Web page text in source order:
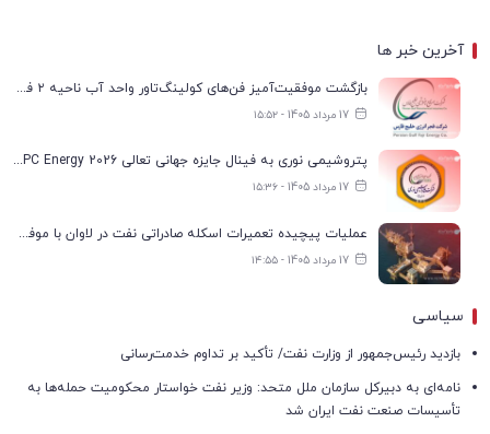
آخرین خبر ها
بازگشت موفقیت‌آمیز فن‌های کولینگ‌تاور واحد آب ناحیه ۲ فجر انرژی به مدار تولید
17 مرداد 1405 - ۱۵:۵۲
پتروشیمی نوری به فینال جایزه جهانی تعالی WPC Energy 2026 رسید
17 مرداد 1405 - ۱۵:۳۶
عملیات پیچیده تعمیرات اسکله صادراتی نفت در لاوان با موفقیت انجام شد
17 مرداد 1405 - ۱۴:۵۵
سیاسی
بازدید رئیس‌جمهور از وزارت نفت/ تأکید بر تداوم خدمت‌رسانی
نامه‌ای به دبیرکل سازمان ملل متحد: وزیر نفت خواستار محکومیت حمله‌ها به
تأسیسات صنعت نفت ایران شد